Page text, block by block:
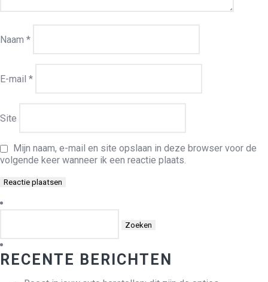
Naam *
E-mail *
Site
Mijn naam, e-mail en site opslaan in deze browser voor de
volgende keer wanneer ik een reactie plaats.
RECENTE BERICHTEN